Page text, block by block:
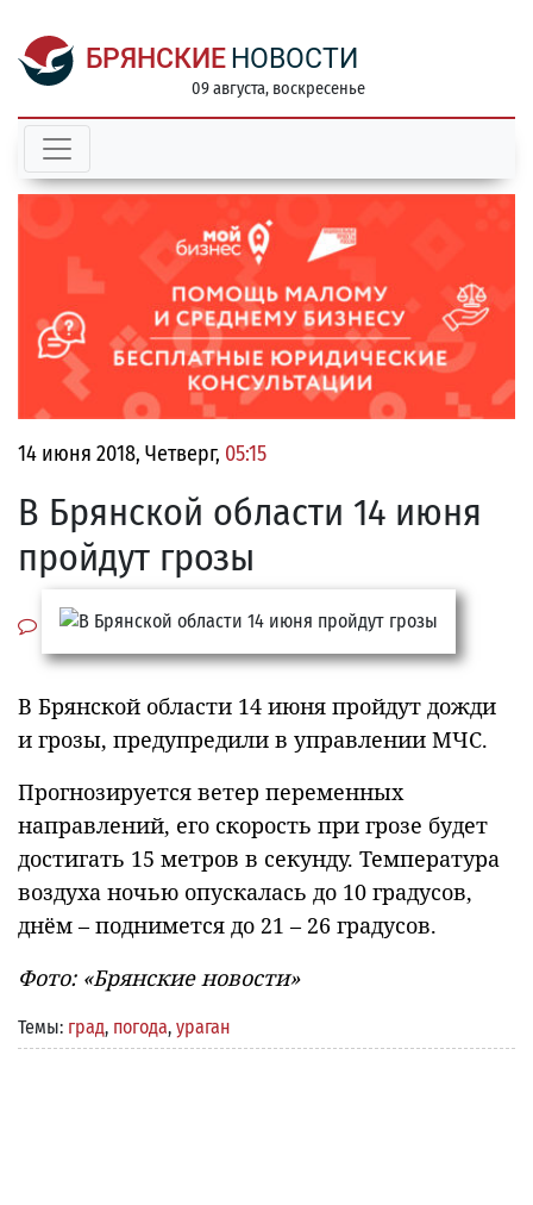
БРЯНСКИЕ НОВОСТИ
09 августа, воскресенье
14 июня 2018, Четверг, 05:15
В Брянской области 14 июня
пройдут грозы
В Брянской области 14 июня пройдут дожди
и грозы, предупредили в управлении МЧС.
Прогнозируется ветер переменных
направлений, его скорость при грозе будет
достигать 15 метров в секунду. Температура
воздуха ночью опускалась до 10 градусов,
днём – поднимется до 21 – 26 градусов.
Фото: «Брянские новости»
Темы: град, погода, ураган